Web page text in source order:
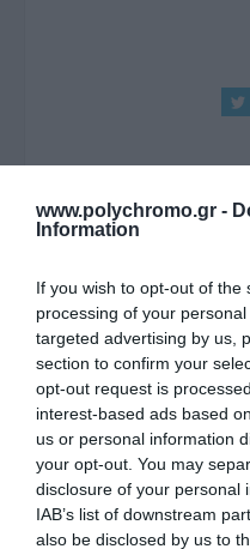
www.polychromo.gr -
Information
If you wish to opt-out of
processing of your
targeted advertising by us,
section to confirm your
opt-out request is
interest-based ads based
us or personal information
your opt-out. You may
disclosure of your personal
IAB’s list of downstream
also be disclosed by us to
ΚΌΣΤΟΣ